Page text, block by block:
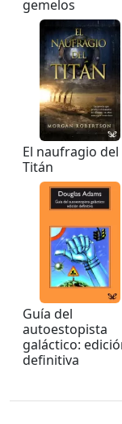
gemelos
El naufragio del
Titán
Guía del
autoestopista
galáctico:
definitiva